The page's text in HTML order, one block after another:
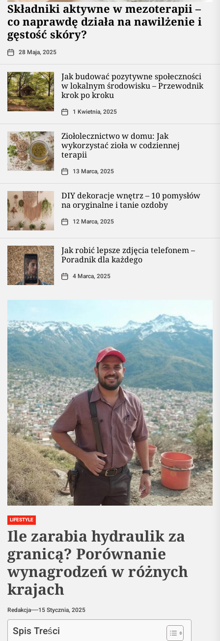
Składniki aktywne w mezoterapii –
co naprawdę działa na nawilżenie i
gęstość skóry?
28 Maja, 2025
Jak budować pozytywne społeczności
w lokalnym środowisku – Przewodnik
krok po kroku
1 Kwietnia, 2025
Ziołolecznictwo w domu: Jak
wykorzystać zioła w codziennej
terapii
13 Marca, 2025
DIY dekoracje wnętrz – 10 pomysłów
na oryginalne i tanie ozdoby
12 Marca, 2025
Jak robić lepsze zdjęcia telefonem –
Poradnik dla każdego
4 Marca, 2025
LIFESTYLE
Ile zarabia hydraulik za
granicą? Porównanie
wynagrodzeń w różnych
krajach
Redakcja 15 Stycznia, 2025
Spis Treści